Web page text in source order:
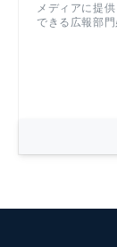
メディアに提
できる広報部